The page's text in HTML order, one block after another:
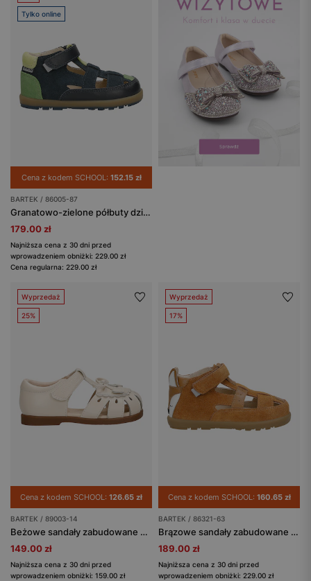
Tylko online
Cena z kodem SCHOOL: 152.15 zł
BARTEK / 86005-87
Granatowo-zielone półbuty dziecięce z wycięciami BARTEK 86005-87
179.00 zł
Najniższa cena z 30 dni przed
wprowadzeniem obniżki: 229.00 zł
Cena regularna: 229.00 zł
Wyprzedaż
25%
Cena z kodem SCHOOL: 126.65 zł
BARTEK / 89003-14
Beżowe sandały zabudowane dla dziewcząt BARTEK 89003-14
149.00 zł
Najniższa cena z 30 dni przed
wprowadzeniem obniżki: 159.00 zł
Wyprzedaż
17%
Cena z kodem SCHOOL: 160.65 zł
BARTEK / 86321-63
Brązowe sandały zabudowane z liskiem BARTEK 86321-63
189.00 zł
Najniższa cena z 30 dni przed
wprowadzeniem obniżki: 229.00 zł